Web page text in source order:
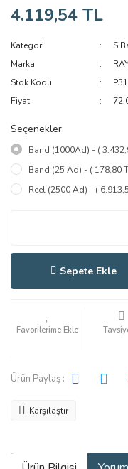
4.119,54 TL
Kategori
Marka
Stok Kodu
Fiyat
Seçenekler
Band (1000Ad) - (
Band (25 Ad) - ( 178,80
Reel (2500 Ad) - (
Sepete Ekle
Ürün Paylaş :
Karşılaştır